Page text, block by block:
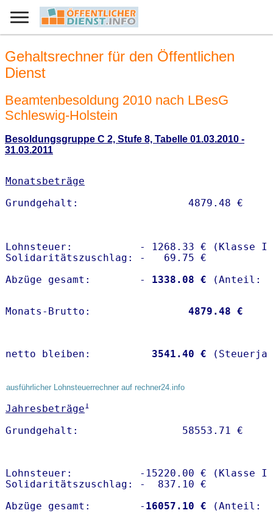
Gehaltsrechner für den Öffentlichen
Dienst
Beamtenbesoldung 2010 nach LBesG
Schleswig-Holstein
Besoldungsgruppe C 2, Stufe 8, Tabelle 01.03.2010 -
31.03.2011
Monatsbeträge
Lohnsteuer:           - 1268.33 € (Klasse I)
Solidaritätszuschlag: -   69.75 €
Abzüge gesamt:        -
1338.08 €
Monats-Brutto: 4879.48 €
netto bleiben: 3541.40 €
ausführlicher Lohnsteuerrechner auf rechner24.info
Jahresbeträge1
Lohnsteuer:           -15220.00 € (Klasse I)
Solidaritätszuschlag: -  837.10 €
Abzüge gesamt:        - 16057.10 €